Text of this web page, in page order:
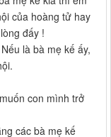
của hoàng tử hay
đấy !
là bà mẹ kế ấy,
con mình trở
các bà mẹ kế